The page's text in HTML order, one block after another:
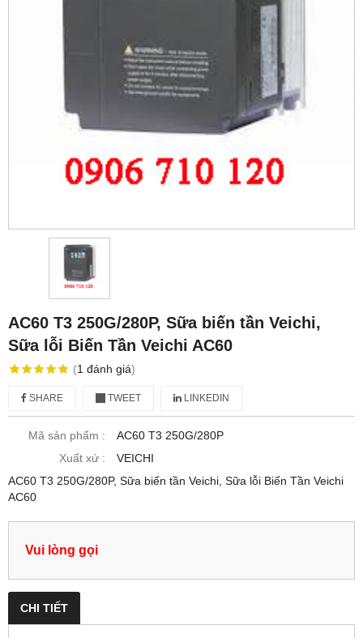
AC60 T3 250G/280P, Sữa biến tần Veichi,
Sữa lỗi Biến Tần Veichi AC60
(1 đánh giá)
SHARE TWEET LINKEDIN
Mã sản phẩm :
AC60 T3 250G/280P
Xuất xứ :
VEICHI
AC60 T3 250G/280P, Sữa biến tần Veichi, Sữa lỗi Biến Tần Veichi
AC60
Vui lòng gọi
CHI TIẾT